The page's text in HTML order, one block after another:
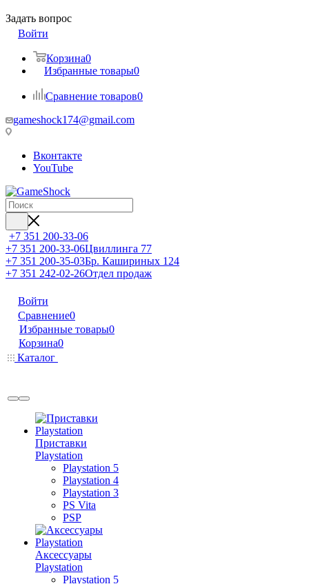
Задать вопрос
Войти
Корзина0
Избранные товары0
Сравнение товаров0
gameshock174@gmail.com
Вконтакте
YouTube
+7 351 200-33-06
+7 351 200-33-06Цвиллинга 77
+7 351 200-35-03Бр. Кашириных 124
+7 351 242-02-26Отдел продаж
Войти
Сравнение0
Избранные товары0
Корзина0
Каталог
Приставки
Playstation
Playstation 5
Playstation 4
Playstation 3
PS Vita
PSP
Аксессуары
Playstation
Playstation 5